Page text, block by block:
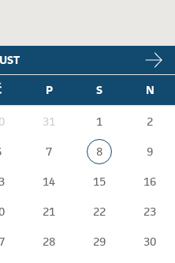
P S N
31 1
2
7 8
9
14 15
16
21 22
23
28 29
30